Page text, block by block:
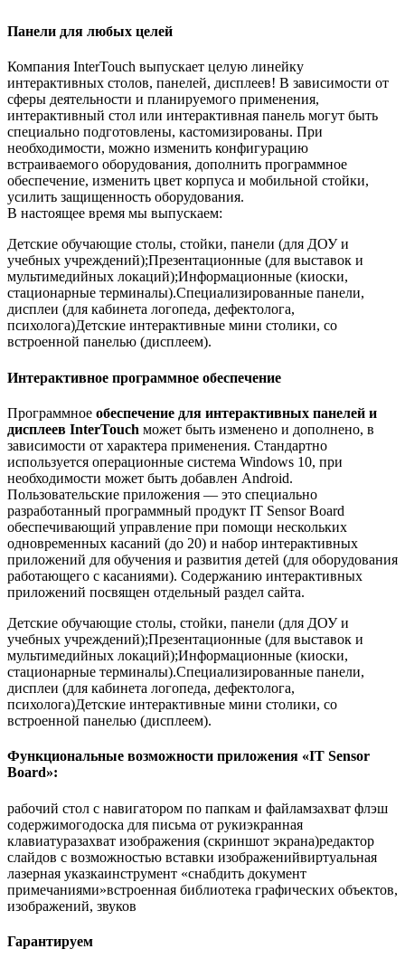
Панели для любых целей
Компания InterTouch выпускает целую линейку
интерактивных столов, панелей, дисплеев! В зависимости от
сферы деятельности и планируемого применения,
интерактивный стол или интерактивная панель могут быть
специально подготовлены, кастомизированы. При
необходимости, можно изменить конфигурацию
встраиваемого оборудования, дополнить программное
обеспечение, изменить цвет корпуса и мобильной стойки,
усилить защищенность оборудования.
В настоящее время мы выпускаем:
Детские обучающие столы, стойки, панели (для ДОУ и
учебных учреждений);Презентационные (для выставок и
мультимедийных локаций);Информационные (киоски,
стационарные терминалы).Специализированные панели,
дисплеи (для кабинета логопеда, дефектолога,
психолога)Детские интерактивные мини столики, со
встроенной панелью (дисплеем).
Интерактивное программное обеспечение
Программное обеспечение для интерактивных панелей и
дисплеев InterTouch может быть изменено и дополнено, в
зависимости от характера применения. Стандартно
используется операционные система Windows 10, при
необходимости может быть добавлен Android.
Пользовательские приложения — это специально
разработанный программный продукт IT Sensor Board
обеспечивающий управление при помощи нескольких
одновременных касаний (до 20) и набор интерактивных
приложений для обучения и развития детей (для оборудования
работающего с касаниями). Содержанию интерактивных
приложений посвящен отдельный раздел сайта.
Детские обучающие столы, стойки, панели (для ДОУ и
учебных учреждений);Презентационные (для выставок и
мультимедийных локаций);Информационные (киоски,
стационарные терминалы).Специализированные панели,
дисплеи (для кабинета логопеда, дефектолога,
психолога)Детские интерактивные мини столики, со
встроенной панелью (дисплеем).
Функциональные возможности приложения «IT Sensor
Board»:
рабочий стол с навигатором по папкам и файламзахват флэш
содержимогодоска для письма от рукиэкранная
клавиатуразахват изображения (скриншот экрана)редактор
слайдов с возможностью вставки изображенийвиртуальная
лазерная указкаинструмент «снабдить документ
примечаниями»встроенная библиотека графических объектов,
изображений, звуков
Гарантируем